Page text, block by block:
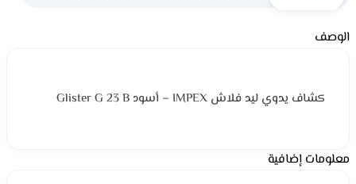
الوصف
كشاف يدوي ليد فلاش IMPEX – أسود Glister G 23 B
معلومات إضافية